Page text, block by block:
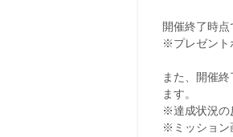
開催終了時
※プレゼント
また、開催
ます。
※達成状況の
※ミッション